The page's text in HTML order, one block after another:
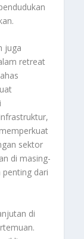
juga
retreat
sektor
di masing-
dari
di